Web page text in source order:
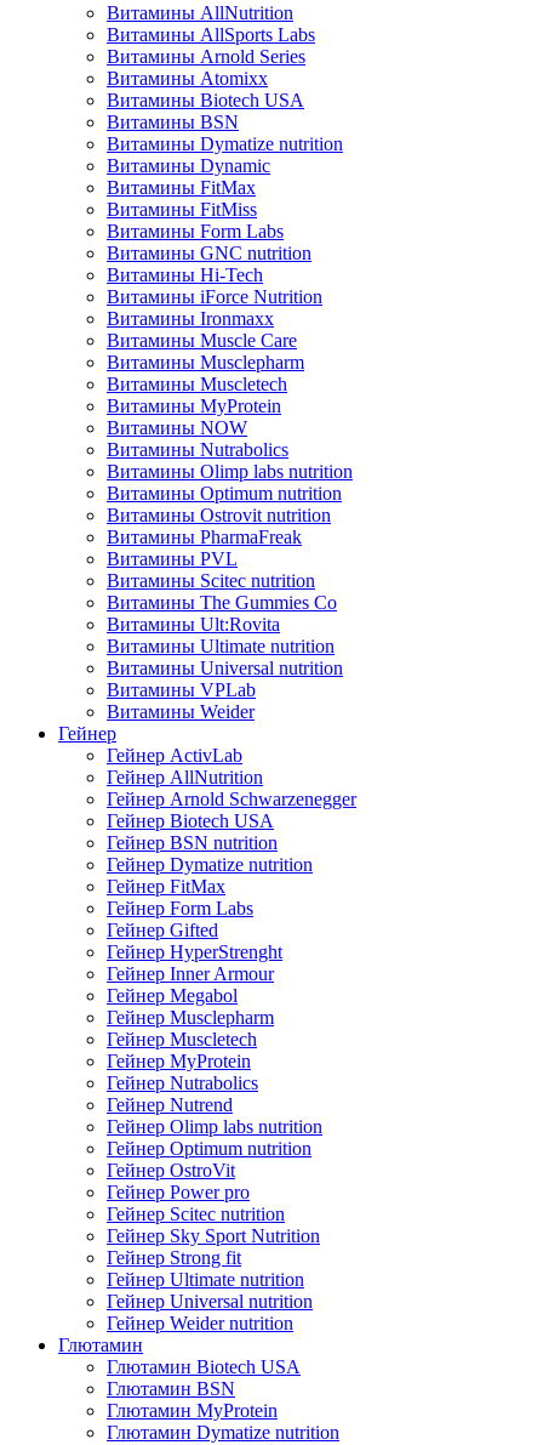
Витамины AllNutrition
Витамины AllSports Labs
Витамины Arnold Series
Витамины Atomixx
Витамины Biotech USA
Витамины BSN
Витамины Dymatize nutrition
Витамины Dynamic
Витамины FitMax
Витамины FitMiss
Витамины Form Labs
Витамины GNC nutrition
Витамины Hi-Tech
Витамины iForce Nutrition
Витамины Ironmaxx
Витамины Muscle Care
Витамины Musclepharm
Витамины Muscletech
Витамины MyProtein
Витамины NOW
Витамины Nutrabolics
Витамины Olimp labs nutrition
Витамины Optimum nutrition
Витамины Ostrovit nutrition
Витамины PharmaFreak
Витамины PVL
Витамины Scitec nutrition
Витамины The Gummies Co
Витамины Ult:Rovita
Витамины Ultimate nutrition
Витамины Universal nutrition
Витамины VPLab
Витамины Weider
Гейнер
Гейнер ActivLab
Гейнер AllNutrition
Гейнер Arnold Schwarzenegger
Гейнер Biotech USA
Гейнер BSN nutrition
Гейнер Dymatize nutrition
Гейнер FitMax
Гейнер Form Labs
Гейнер Gifted
Гейнер HyperStrenght
Гейнер Inner Armour
Гейнер Megabol
Гейнер Musclepharm
Гейнер Muscletech
Гейнер MyProtein
Гейнер Nutrabolics
Гейнер Nutrend
Гейнер Olimp labs nutrition
Гейнер Optimum nutrition
Гейнер OstroVit
Гейнер Power pro
Гейнер Scitec nutrition
Гейнер Sky Sport Nutrition
Гейнер Strong fit
Гейнер Ultimate nutrition
Гейнер Universal nutrition
Гейнер Weider nutrition
Глютамин
Глютамин Biotech USA
Глютамин BSN
Глютамин MyProtein
Глютамин Dymatize nutrition